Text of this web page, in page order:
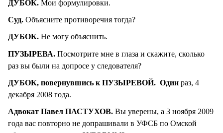
ДУБОК. Мои формулировки.
Суд. Объясните противоречия тогда?
ДУБОК. Не могу объяснить.
ПУЗЫРЕВА. Посмотрите мне в глаза и скажите, сколько
раз вы были на допросе у следователя?
ДУБОК, повернувшись к ПУЗЫРЕВОЙ. Один раз, 4
декабря 2008 года.
Адвокат Павел ПАСТУХОВ. Вы уверены, а 3 ноября 2009
года вас повторно не допрашивали в УФСБ по Омской